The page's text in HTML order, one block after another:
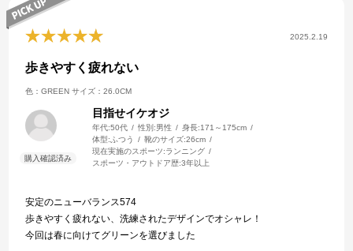
2025.2.19
歩きやすく疲れない
色：GREEN サイズ：26.0CM
目指せイケオジ
年代:50代 性別:男性 身長:171～175cm
体型: ふつう 靴のサイズ:26cm
現在実施のスポーツ:ランニング
スポーツ・アウトドア歴:3年以上
安定のニューバランス574
歩きやすく疲れない、洗練されたデザインでオシャレ！
今回は春に向けてグリーンを選びました